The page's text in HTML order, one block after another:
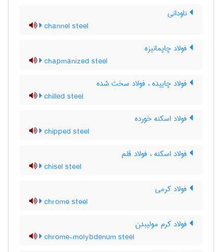
ناودانی
channel steel
فولاد چاپمانیزه
chapmanized steel
فولاد چاییده ، فولاد سخت شده
chilled steel
فولاد اسکنه خورده
chipped steel
فولاد اسکنه ، فولاد قلم
chisel steel
فولاد کرمی
chrome steel
فولاد کرم مولیبدن
chrome-molybdenum steel